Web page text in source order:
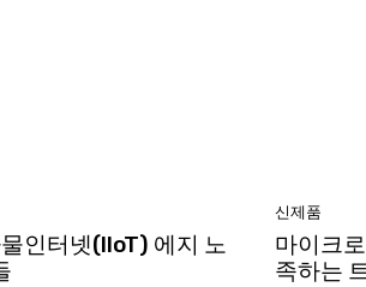
인터넷(IIoT) 에지 노
신제품
마이크
족하는